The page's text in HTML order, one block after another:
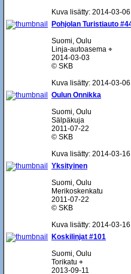
Kuva lisätty: 2014-03-06
Pohjolan Turistiauto
Suomi, Oulu
Linja-autoasema ⌖
2014-03-03
© SKB
Kuva lisätty: 2014-03-06
Oulun Onnikka
Suomi, Oulu
Sälpäkuja
2011-07-22
© SKB
Kuva lisätty: 2014-03-16
Yksityinen
Suomi, Oulu
Merikoskenkatu
2011-07-22
© SKB
Kuva lisätty: 2014-03-16
Koskilinjat #101
Suomi, Oulu
Torikatu ⌖
2013-09-11